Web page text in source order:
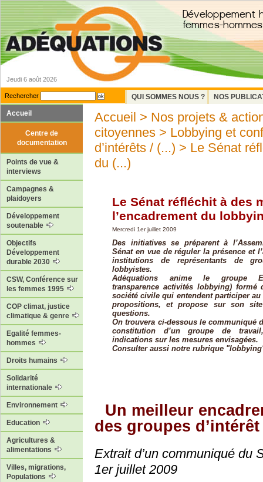
Jeudi 6 août 2026
Rechercher QUI SOMMES NOUS ?
NOS
Accueil
Centre de
documentation
Points de vue &
interviews
Campagnes &
plaidoyers
Développement
soutenable
Objectifs
Développement
durable 2030
CSW, Conférence sur
les femmes 1995
COP climat, justice
climatique & genre
Egalité femmes-
hommes
Droits humains
Solidarité
internationale
Environnement
Education
Agricultures &
alimentations
Villes, migrations,
Populations
Accueil > Nos projets &
citoyennes > Lobbying et
d’intérêts / (...) > Le Sénat
du (...)
Le Sénat réfléchit à des
l’encadrement du
Mercredi 1er juillet 2009
Des initiatives se préparent à
Sénat en vue de réguler la présence et
institutions de représentants de
lobbyistes.
Adéquations anime le groupe
transparence activités lobbying) formé
société civile qui entendent participer
propositions, et propose sur son
questions.
On trouvera ci-dessous le communiqué
constitution d’un groupe de
indications sur les mesures envisagées.
Consulter aussi notre rubrique
Un meilleur
des groupes d’intérêt
Extrait d’un communiqué du
1er juillet 2009